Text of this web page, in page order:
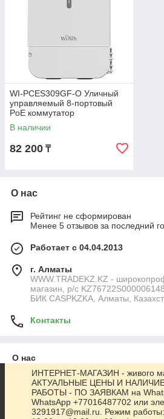
WI-PCES309GF-O Уличный
управляемый 8-портовый
PoE коммутатор
В наличии
82 200 ₸
О нас
Рейтинг не сформирован
Менее 5 отзывов за последний
Работает с 04.04.2013
г. Алматы
WWW.TRADEKZ.KZ -
магазин, р/с
БИК CASPKZKA, Алматы,
Контакты
О нас
Контакты
ИНТЕРНЕТ-МАГАЗИН - живого
АКТУАЛЬНЫЕ ЦЕНЫ И
РАБОТЫ - ПО ЗАЯВКАМ на
WhatsApp +77016487702 или
3291917@mail.ru. Режим